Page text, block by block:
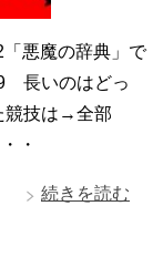
悪魔の辞典」で
長いのはどっ
競技は→全部
・
続きを読む